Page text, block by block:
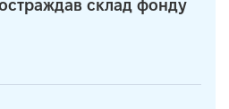
склад фонду